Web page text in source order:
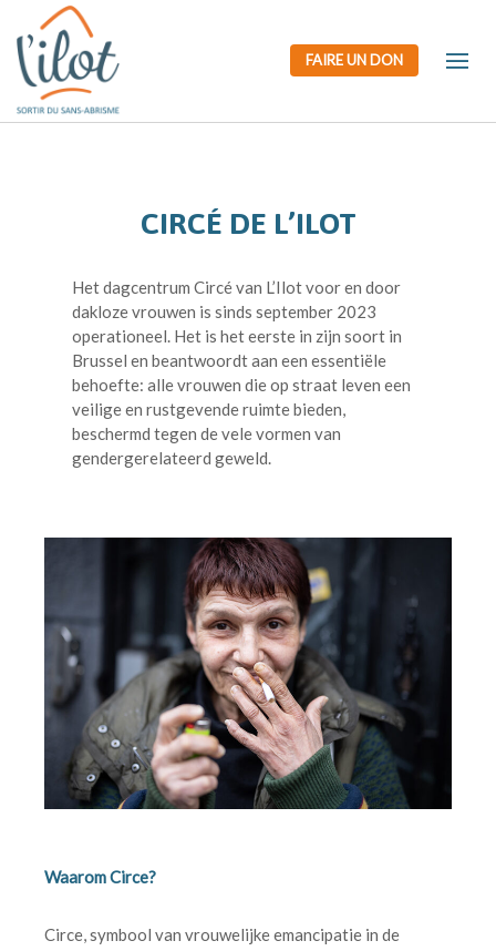
CIRCÉ DE L’ILOT
Het dagcentrum Circé van L’Ilot voor en door
dakloze vrouwen is sinds september 2023
operationeel. Het is het eerste in zijn soort in
Brussel en beantwoordt aan een essentiële
behoefte: alle vrouwen die op straat leven een
veilige en rustgevende ruimte bieden,
beschermd tegen de vele vormen van
gendergerelateerd geweld.
Waarom Circe?
Circe, symbool van vrouwelijke emancipatie in de
FAIRE UN DON